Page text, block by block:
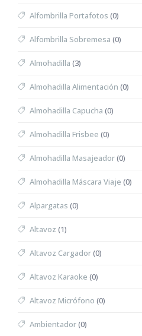
Alfombrilla Portafotos (0)
Alfombrilla Sobremesa (0)
Almohadilla (3)
Almohadilla Alimentación (0)
Almohadilla Capucha (0)
Almohadilla Frisbee (0)
Almohadilla Masajeador(0)
Almohadilla Máscara Viaje (0)
Alpargatas (0)
Altavoz (1)
Altavoz Cargador(0)
Altavoz Karaoke (0)
Altavoz Micrófono (0)
Ambientador(0)